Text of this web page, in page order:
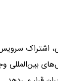
اشتراک